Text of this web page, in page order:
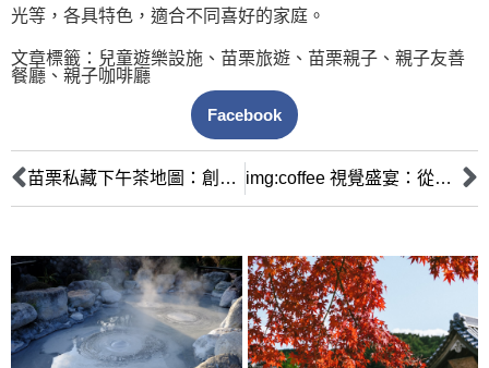
光等，各具特色，適合不同喜好的家庭。
文章標籤： 兒童遊樂設施 、 苗栗旅遊 、 苗栗親子 、 親子友善
餐廳 、 親子咖啡廳
Facebook
苗栗私藏下午茶地圖：創意甜點與在地食材的絕美邂逅 img:coffee 視覺盛宴：從咖啡豆到品牌故事的圖像策略全解析